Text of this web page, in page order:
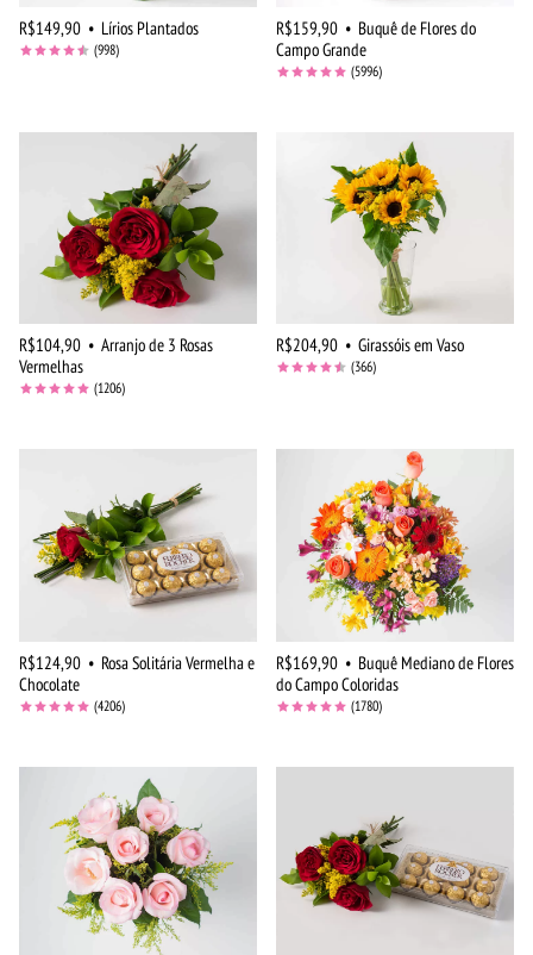
R$149,90 • Lírios Plantados
(998)
R$159,90 • Buquê de Flores do
Campo Grande
(5996)
R$104,90 • Arranjo de 3 Rosas
Vermelhas
(1206)
R$204,90 • Girassóis em Vaso
(366)
R$124,90 • Rosa Solitária Vermelha e
Chocolate
(4206)
R$169,90 • Buquê Mediano de Flores
do Campo Coloridas
(1780)